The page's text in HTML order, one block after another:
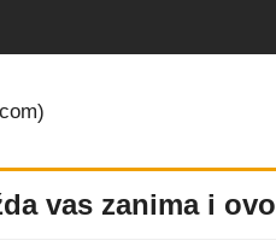
vas zanima i ovo